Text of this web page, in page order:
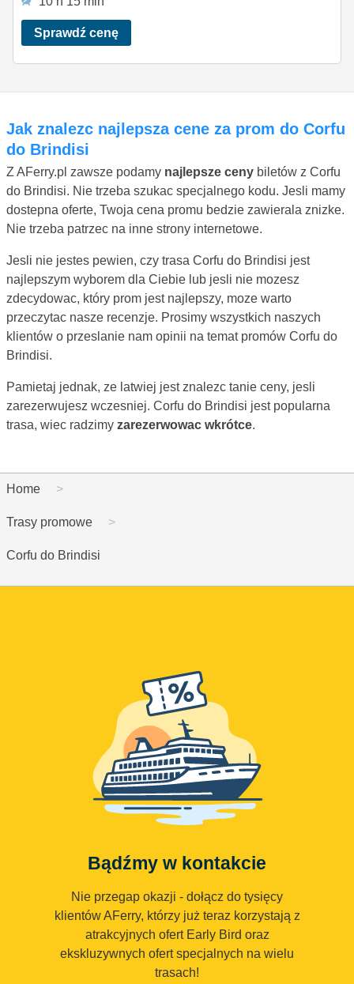
Sprawdź cenę
Jak znalezc najlepsza cene za prom do Corfu
do Brindisi
Z AFerry.pl zawsze podamy najlepsze ceny biletów z Corfu
do Brindisi. Nie trzeba szukac specjalnego kodu. Jesli mamy
dostepna oferte, Twoja cena promu bedzie zawierala znizke.
Nie trzeba patrzec na inne strony internetowe.
Jesli nie jestes pewien, czy trasa Corfu do Brindisi jest
najlepszym wyborem dla Ciebie lub jesli nie mozesz
zdecydowac, który prom jest najlepszy, moze warto
przeczytac nasze recenzje. Prosimy wszystkich naszych
klientów o przeslanie nam opinii na temat promów Corfu do
Brindisi.
Pamietaj jednak, ze latwiej jest znalezc tanie ceny, jesli
zarezerwujesz wczesniej. Corfu do Brindisi jest popularna
trasa, wiec radzimy zarezerwowac wkrótce.
Home
Trasy promowe
Corfu do Brindisi
Bądźmy w kontakcie
Nie przegap okazji - dołącz do tysięcy
klientów AFerry, którzy już teraz korzystają z
atrakcyjnych ofert Early Bird oraz
ekskluzywnych ofert specjalnych na wielu
trasach!